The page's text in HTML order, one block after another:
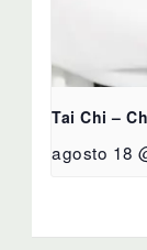
Tai Chi –
agosto 18